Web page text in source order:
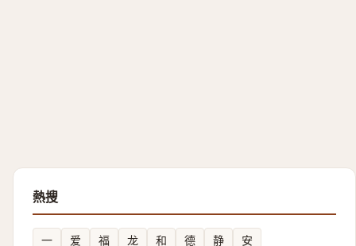
熱搜
一 爱 福 龙 和 德 静 安